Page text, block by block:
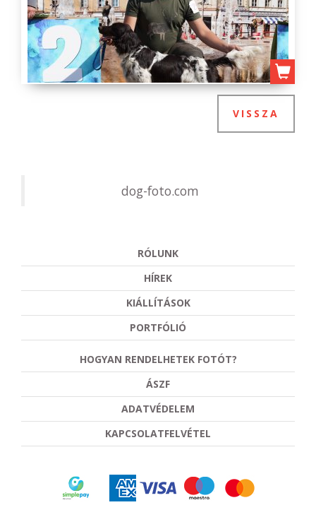
VISSZA
dog-foto.com
RÓLUNK
HÍREK
KIÁLLÍTÁSOK
PORTFÓLIÓ
HOGYAN RENDELHETEK FOTÓT?
ÁSZF
ADATVÉDELEM
KAPCSOLATFELVÉTEL